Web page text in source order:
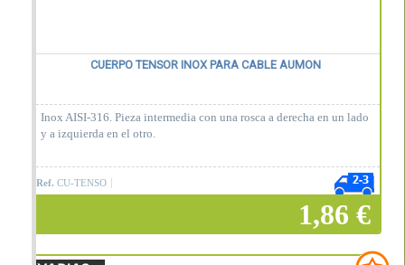
CUERPO TENSOR INOX PARA CABLE AUMON
Inox AISI-316. Pieza intermedia con una rosca a derecha en un lado
y a izquierda en el otro.
Ref. CU-TENSO
1,86 €